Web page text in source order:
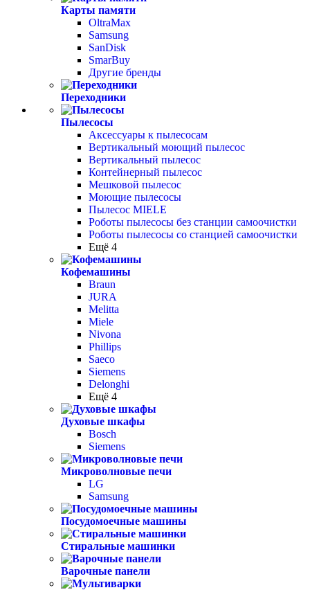
Карты памяти
OltraMax
Samsung
SanDisk
SmarBuy
Другие бренды
Переходники
Пылесосы
Аксессуары к пылесосам
Вертикальный моющий пылесос
Вертикальный пылесос
Контейнерный пылесос
Мешковой пылесос
Моющие пылесосы
Пылесос MIELE
Роботы пылесосы без станции самоочистки
Роботы пылесосы со станцией самоочистки
Ещё 4
Кофемашины
Braun
JURA
Melitta
Miele
Nivona
Phillips
Saeco
Siemens
Delonghi
Ещё 4
Духовые шкафы
Bosch
Siemens
Микроволновые печи
LG
Samsung
Посудомоечные машины
Стиральные машинки
Варочные панели